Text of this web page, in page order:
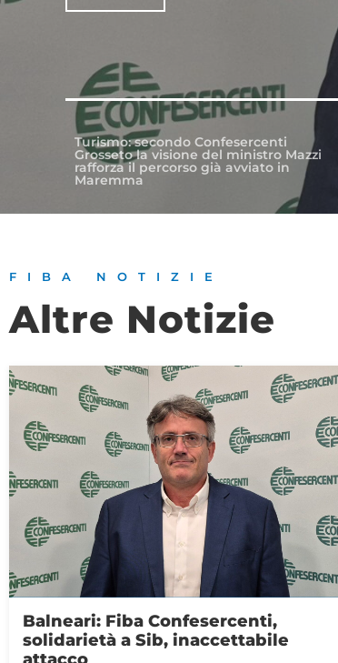
Turismo: secondo Confesercenti
Grosseto la visione del ministro Mazzi
rafforza il percorso già avviato in
Maremma
FIBA NOTIZIE
Altre Notizie
Fiba Confesercenti Sicilia, nuove
concessioni demaniali, le
associazioni dei balneari a Schifani: